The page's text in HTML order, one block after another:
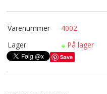
Varenummer
4002
Lager
På lager
Save